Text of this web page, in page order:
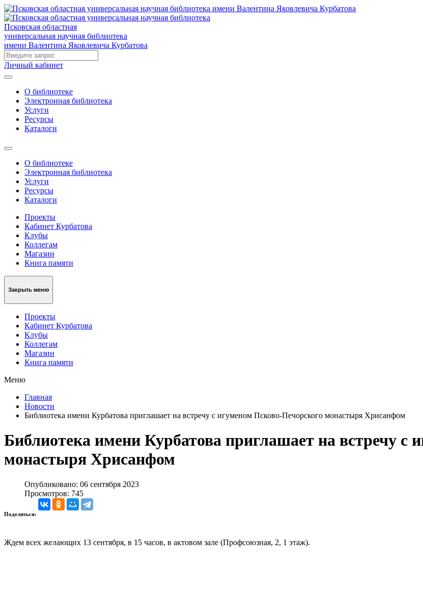
Псковская областная
универсальная научная библиотека
имени Валентина Яковлевича Курбатова
Личный кабинет
О библиотеке
Электронная библиотека
Услуги
Ресурсы
Каталоги
О библиотеке
Электронная библиотека
Услуги
Ресурсы
Каталоги
Проекты
Кабинет Курбатова
Клубы
Коллегам
Магазин
Книга памяти
Закрыть меню
Проекты
Кабинет Курбатова
Клубы
Коллегам
Магазин
Книга памяти
Меню
Главная
Новости
Библиотека имени Курбатова приглашает на встречу с игуменом Псково-Печорского монастыря Хрисанфом
Библиотека имени Курбатова приглашает на встречу с
монастыря Хрисанфом
Опубликовано: 06 сентября 2023
Просмотров: 745
Поделиться:
Ждем всех желающих 13 сентября, в 15 часов, в актовом зале (Профсоюзная, 2, 1 этаж).